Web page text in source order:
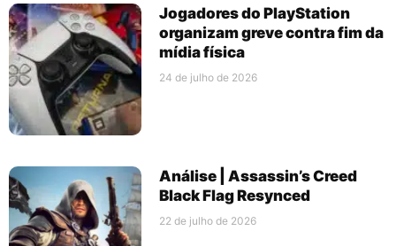
Jogadores do PlayStation
organizam greve contra fim da
mídia física
24 de julho de 2026
Análise | Assassin’s Creed
Black Flag Resynced
22 de julho de 2026